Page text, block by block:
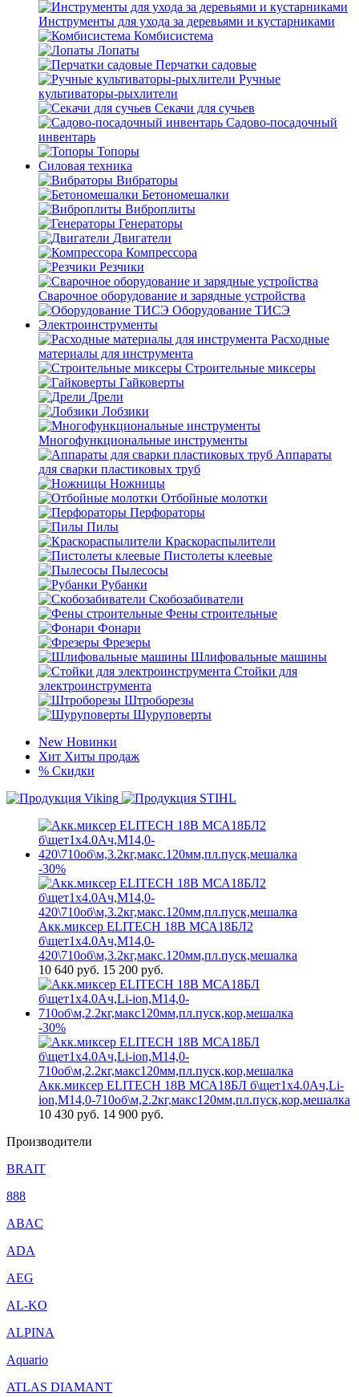
Инструменты для ухода за деревьями и кустарниками
Комбисистема
Лопаты
Перчатки садовые
Ручные
культиваторы-рыхлители
Секачи для сучьев
Садово-посадочный
инвентарь
Топоры
Силовая техника
Вибраторы
Бетономешалки
Виброплиты
Генераторы
Двигатели
Компрессора
Резчики
Сварочное оборудование и зарядные устройства
Оборудование ТИСЭ
Электроинструменты
Расходные
материалы для инструмента
Строительные миксеры
Гайковерты
Дрели
Лобзики
Многофункциональные инструменты
Аппараты
для сварки пластиковых труб
Ножницы
Отбойные молотки
Перфораторы
Пилы
Краскораспылители
Пистолеты клеевые
Пылесосы
Рубанки
Скобозабиватели
Фены строительные
Фонари
Фрезеры
Шлифовальные машины
Стойки для
электроинструмента
Штроборезы
Шуруповерты
New Новинки
Хит Хиты продаж
% Скидки
-30%
Акк.миксер ELITECH 18В МСА18БЛ2
б\щет1х4.0Ач,М14,0-
420\710об\м,3.2кг,макс.120мм,пл.пуск,мешалка
10 640 руб. 15 200 руб.
-30%
Акк.миксер ELITECH 18В МСА18БЛ б\щет1х4.0Ач,Li-
ion,М14,0-710об\м,2.2кг,макс120мм,пл.пуск,кор,мешалка
10 430 руб. 14 900 руб.
Производители
BRAIT
888
ABAC
ADA
AEG
AL-KO
ALPINA
Aquario
ATLAS DIAMANT